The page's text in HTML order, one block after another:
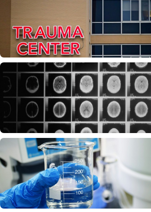
Iptek
Feature – Di tengah riuh IGD, AI bantu
tentukan pasien yang harus didahulukan
Indonesia 08 Aug 2026
Ilmuwan kembangkan nanopartikel yang
membantu ahli bedah melacak dan
membunuh kanker otak mematikan
Indonesia• 07 Aug 2026